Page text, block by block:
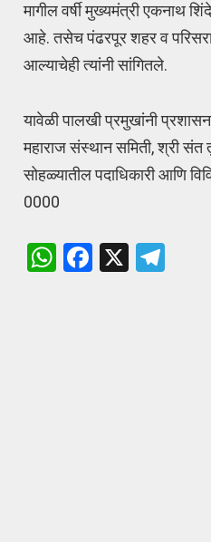
मागील वर्षी मुख्यमंत्री एकनाथ
आहे. तसेच पंढरपूर शहर व परिसरात
आल्याचेही त्यांनी सांगितले.
यावेळी पालखी प्रमुखांनी
महाराज संस्थान समिती, श्री संत
सोहळ्यातील पदाधिकारी आणि
0000
W F
X